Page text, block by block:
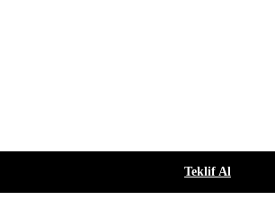
Teklif Al